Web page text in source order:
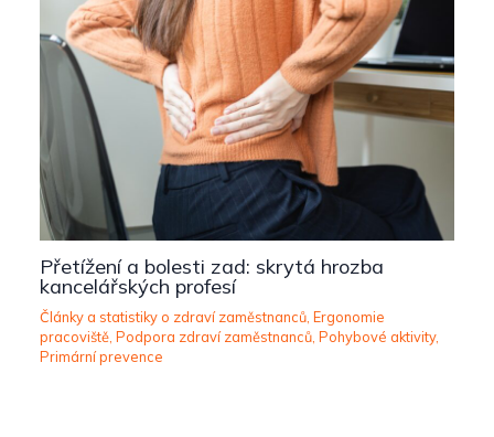
Přetížení a bolesti zad: skrytá hrozba
kancelářských profesí
Články a statistiky o zdraví zaměstnanců ,Ergonomie
pracoviště ,Podpora zdraví zaměstnanců ,Pohybové aktivity,
Primární prevence